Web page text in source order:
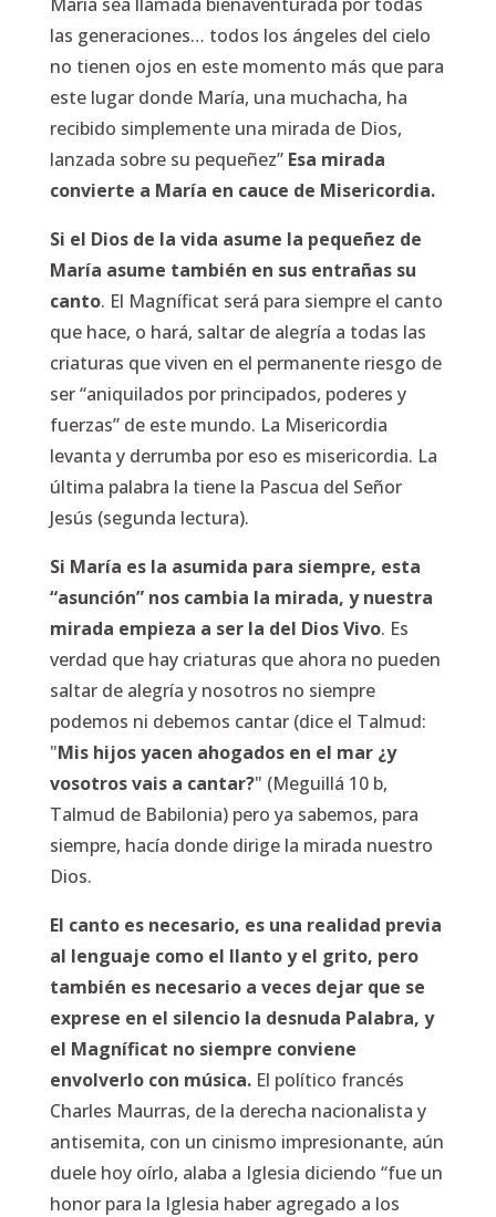
las generaciones… todos los ángeles del cielo
no tienen ojos en este momento más que para
este lugar donde María, una muchacha, ha
recibido simplemente una mirada de Dios,
lanzada sobre su pequeñez” Esa mirada
convierte a María en cauce de Misericordia.
Si el Dios de la vida asume la pequeñez de
María asume también en sus entrañas su
canto. El Magníficat será para siempre el canto
que hace, o hará, saltar de alegría a todas las
criaturas que viven en el permanente riesgo de
ser “aniquilados por principados, poderes y
fuerzas” de este mundo. La Misericordia
levanta y derrumba por eso es misericordia. La
última palabra la tiene la Pascua del Señor
Jesús (segunda lectura).
Si María es la asumida para siempre, esta
“asunción” nos cambia la mirada, y nuestra
mirada empieza a ser la del Dios Vivo. Es
verdad que hay criaturas que ahora no pueden
saltar de alegría y nosotros no siempre
podemos ni debemos cantar (dice el Talmud:
"Mis hijos yacen ahogados en el mar ¿y
vosotros vais a cantar?" (Meguillá 10 b,
Talmud de Babilonia) pero ya sabemos, para
siempre, hacía donde dirige la mirada nuestro
Dios.
El canto es necesario, es una realidad previa
al lenguaje como el llanto y el grito, pero
también es necesario a veces dejar que se
exprese en el silencio la desnuda Palabra, y
el Magníficat no siempre conviene
envolverlo con música.El político francés
Charles Maurras, de la derecha nacionalista y
antisemita, con un cinismo impresionante, aún
duele hoy oírlo, alaba a Iglesia diciendo “fue un
honor para la Iglesia haber agregado a los